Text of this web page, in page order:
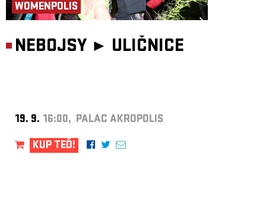
WOMENPOLIS
NEBOJSY ► ULIČNICE
19. 9. 16:00, PALÁC AKROPOLIS
KUP TEĎ!